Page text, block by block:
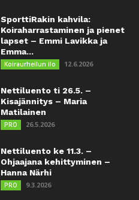
SporttiRakin kahvila:
Koiraharrastaminen ja pienet
lapset – Emmi Lavikka ja
Emma...
Koiraurheilun ilo 12.6.2026
Nettiluento ti 26.5. –
Kisajännitys – Maria
Matilainen
PRO 26.5.2026
Nettiluento ke 11.3. –
Ohjaajana kehittyminen –
Hanna Närhi
PRO 9.3.2026